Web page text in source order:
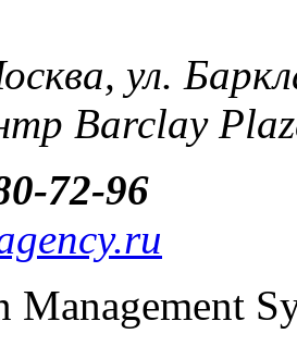
ул.
Barclay
72-96
Management